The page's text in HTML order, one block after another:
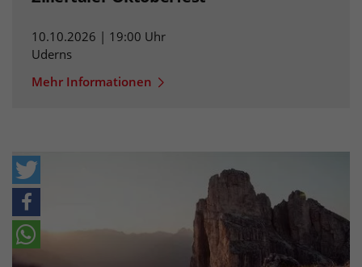
10.10.2026 | 19:00 Uhr
Uderns
Mehr Informationen